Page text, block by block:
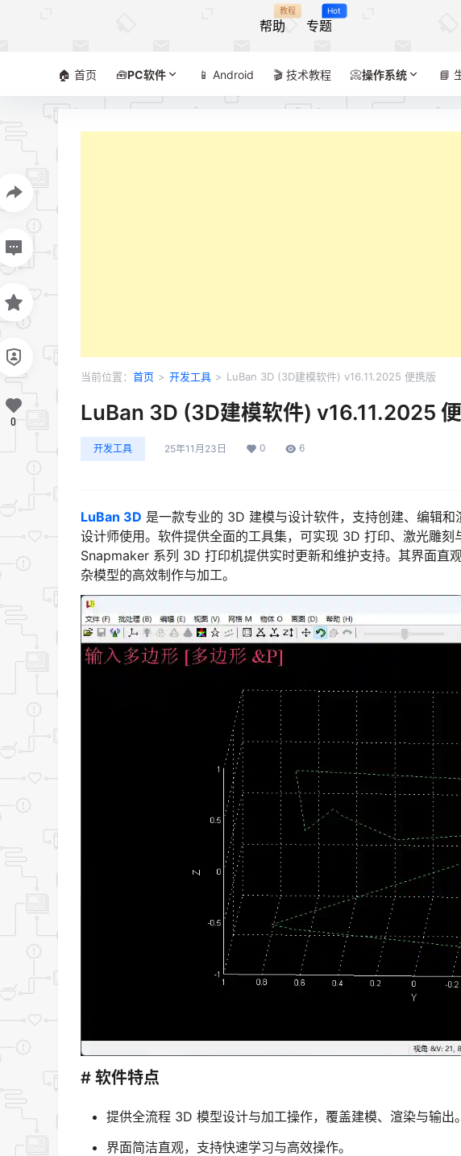
帮助
教程
专题
Hot
🏠 首页 🧰PC软件 📱 Android 🎬 技术教程 📀操作系统 📘
当前位置： 首页 > 开发工具 > LuBan 3D (3D建模软件) v16.11.2025 便携版
LuBan 3D (3D建模软件) v16.11.2025
开发工具 25年11月23日 0 6
LuBan 3D 是一款专业的 3D 建模与设计软件，支持创建、编辑
设计师使用。软件提供全面的工具集，可实现 3D 打印、激光雕
Snapmaker 系列 3D 打印机提供实时更新和维护支持。其界面直
杂模型的高效制作与加工。
# 软件特点
提供全流程 3D 模型设计与加工操作，覆盖建模、渲染与输出。
界面简洁直观，支持快速学习与高效操作。
0